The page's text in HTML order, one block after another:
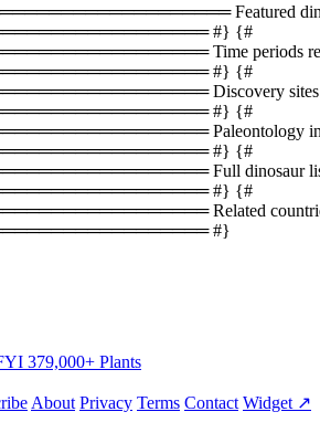
Featured
#} {#
Time periods
#} {#
Discovery sites
#} {#
Paleontology in
#} {#
Full dinosaur list
#} {#
Related
#}
379,000+ Plants
About Privacy Terms Contact Widget ↗